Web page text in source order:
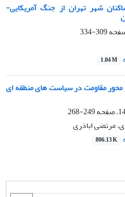
شهر تهران از جنگ آمریکایی-
309-334
1.04 M
محور مقاومت در سیاست های منطقه ای
249-268
مرتضی اباذری
806.13 K